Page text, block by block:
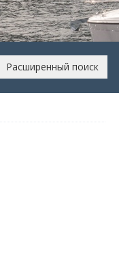
Расширенный поиск